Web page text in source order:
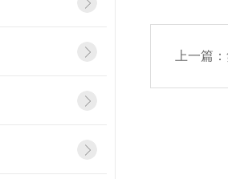
上一篇：